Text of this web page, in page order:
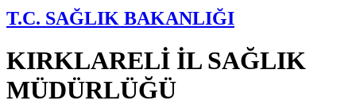
T.C. SAĞLIK BAKANLIĞI
KIRKLARELİ İL SAĞLIK
MÜDÜRLÜĞÜ